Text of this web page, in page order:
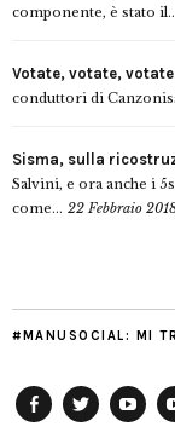
componente, è stato
Votate, votate,
conduttori di
Sisma, sulla
Salvini, e ora anche i
come... 22 Febbraio
#MANUSOCIAL: MI